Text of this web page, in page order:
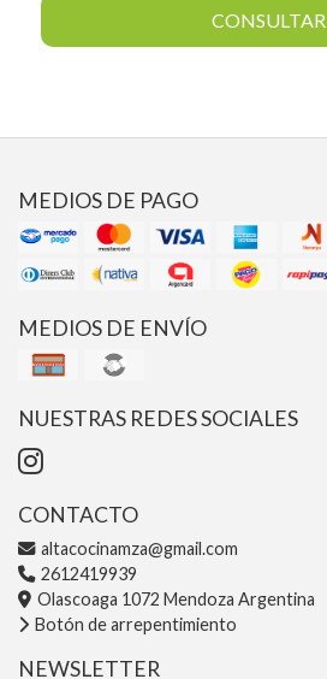
CONSULTAR
MEDIOS DE PAGO
MEDIOS DE ENVÍO
NUESTRAS REDES SOCIALES
CONTACTO
altacocinamza@gmail.com
2612419939
Olascoaga 1072 Mendoza Argentina
Botón de arrepentimiento
NEWSLETTER